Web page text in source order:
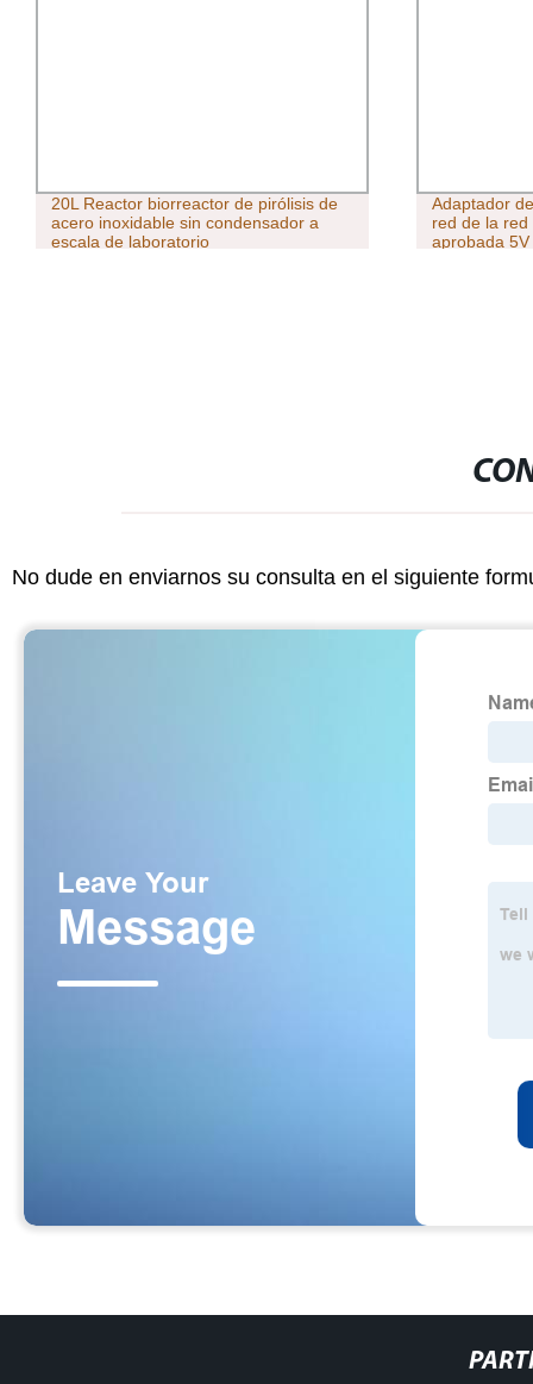
20L Reactor biorreactor de pirólisis de
acero inoxidable sin condensador a
escala de laboratorio
Adaptador
red de la red
aprobada
No dude en enviarnos su consulta en el siguiente